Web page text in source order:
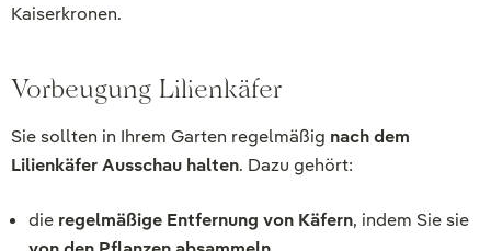
Kaiserkronen.
Vorbeugung Lilienkäfer
Sie sollten in Ihrem Garten regelmäßig nach dem
Lilienkäfer Ausschau halten. Dazu gehört:
die regelmäßige Entfernung von Käfern, indem Sie sie